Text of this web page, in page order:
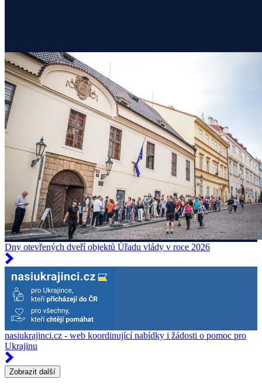
Dny otevřených dveří objektů Úřadu vlády v roce 2026
nasiukrajinci.cz - web koordinující nabídky i žádosti o pomoc pro
Ukrajinu
Zobrazit další